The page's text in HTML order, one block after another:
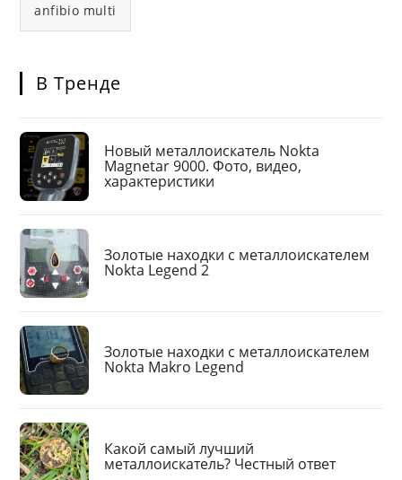
anfibio multi
В Тренде
Новый металлоискатель Nokta
Magnetar 9000. Фото, видео,
характеристики
Золотые находки с металлоискателем
Nokta Legend 2
Золотые находки с металлоискателем
Nokta Makro Legend
Какой самый лучший
металлоискатель? Честный ответ